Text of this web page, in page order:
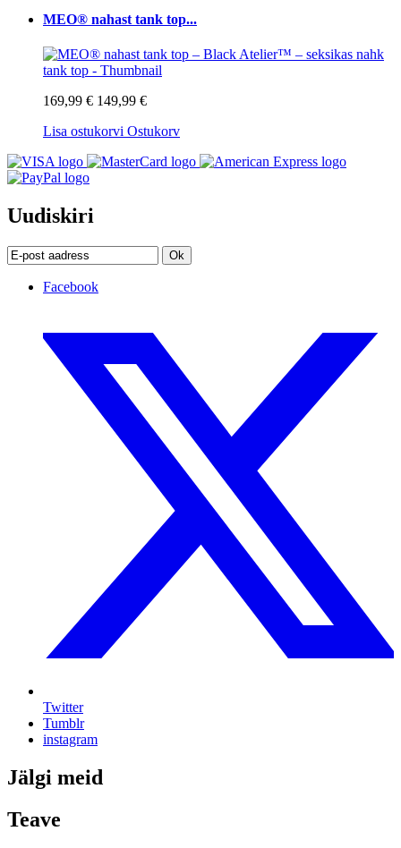
MEO® nahast tank top...
169,99 € 149,99 €
Lisa ostukorvi Ostukorv
Uudiskiri
Ok
Facebook
Twitter
Tumblr
instagram
Jälgi meid
Teave